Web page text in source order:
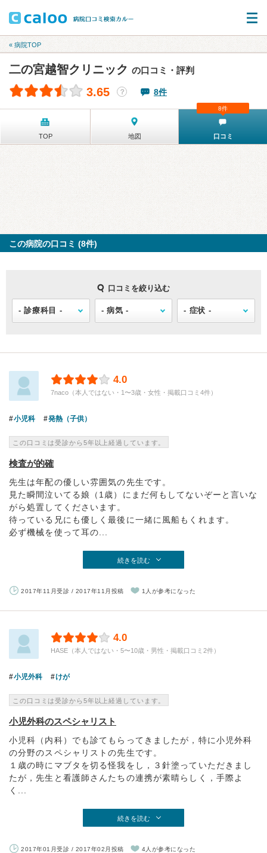
« 病院TOP
二の宮越智クリニック の口コミ・評判
3.65 ？ 8件
TOP 地図 口コミ
8件
この病院の口コミ (8件)
口コミを絞り込む
4.0
7naco（本人ではない・1〜3歳・女性・掲載口コミ4件）
小児科 発熱（子供）
この口コミは受診から5年以上経過しています。
検査が的確
先生は年配の優しい雰囲気の先生です。
見た瞬間泣いてる娘（1歳）にまだ何もしてないぞーと言いな
がら処置してくださいます。
待っている兄にも優しく最後に一緒に風船もくれます。
必ず機械を使って耳の...
続きを読む
2017年11月受診 / 2017年11月投稿 1人が参考になった
4.0
HASE（本人ではない・5〜10歳・男性・掲載口コミ2件）
小児外科 けが
この口コミは受診から5年以上経過しています。
小児外科のスペシャリスト
小児科（内科）でも診てもらってきましたが，特に小児外科
の分野のスペシャリストの先生です。
１歳の時にマブタを切る怪我をし，３針塗っていただきまし
たが，先生と看護師さんたちの連携が素晴らしく，手際よ
く...
続きを読む
2017年01月受診 / 2017年02月投稿 4人が参考になった